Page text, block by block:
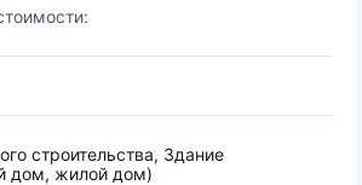
строительства, Здание
дом, жилой дом)